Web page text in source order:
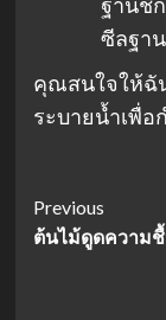
ซีลฐา
คุณสนใจให้ฉั
ระบายน้ำเพื่
Post
Previous
ต้นไม้ดูดความ